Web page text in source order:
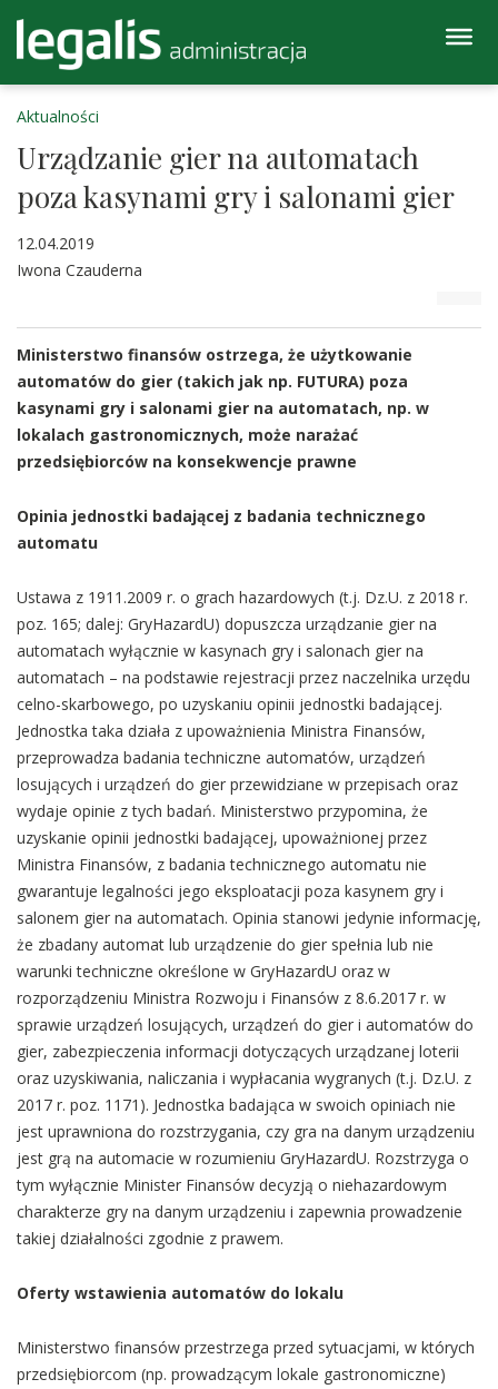
Aktualności
Urządzanie gier na automatach
poza kasynami gry i salonami gier
12.04.2019
Iwona Czauderna
Ministerstwo finansów ostrzega, że użytkowanie
automatów do gier (takich jak np. FUTURA) poza
kasynami gry i salonami gier na automatach, np. w
lokalach gastronomicznych, może narażać
przedsiębiorców na konsekwencje prawne
Opinia jednostki badającej z badania technicznego
automatu
Ustawa z 1911.2009 r. o grach hazardowych (t.j. Dz.U. z 2018 r.
poz. 165; dalej: GryHazardU) dopuszcza urządzanie gier na
automatach wyłącznie w kasynach gry i salonach gier na
automatach – na podstawie rejestracji przez naczelnika urzędu
celno-skarbowego, po uzyskaniu opinii jednostki badającej.
Jednostka taka działa z upoważnienia Ministra Finansów,
przeprowadza badania techniczne automatów, urządzeń
losujących i urządzeń do gier przewidziane w przepisach oraz
wydaje opinie z tych badań. Ministerstwo przypomina, że
uzyskanie opinii jednostki badającej, upoważnionej przez
Ministra Finansów, z badania technicznego automatu nie
gwarantuje legalności jego eksploatacji poza kasynem gry i
salonem gier na automatach. Opinia stanowi jedynie informację,
że zbadany automat lub urządzenie do gier spełnia lub nie
warunki techniczne określone w GryHazardU oraz w
rozporządzeniu Ministra Rozwoju i Finansów z 8.6.2017 r. w
sprawie urządzeń losujących, urządzeń do gier i automatów do
gier, zabezpieczenia informacji dotyczących urządzanej loterii
oraz uzyskiwania, naliczania i wypłacania wygranych (t.j. Dz.U. z
2017 r. poz. 1171). Jednostka badająca w swoich opiniach nie
jest uprawniona do rozstrzygania, czy gra na danym urządzeniu
jest grą na automacie w rozumieniu GryHazardU. Rozstrzyga o
tym wyłącznie Minister Finansów decyzją o niehazardowym
charakterze gry na danym urządzeniu i zapewnia prowadzenie
takiej działalności zgodnie z prawem.
Oferty wstawienia automatów do lokalu
Ministerstwo finansów przestrzega przed sytuacjami, w których
przedsiębiorcom (np. prowadzącym lokale gastronomiczne)